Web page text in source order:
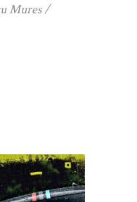
Mures